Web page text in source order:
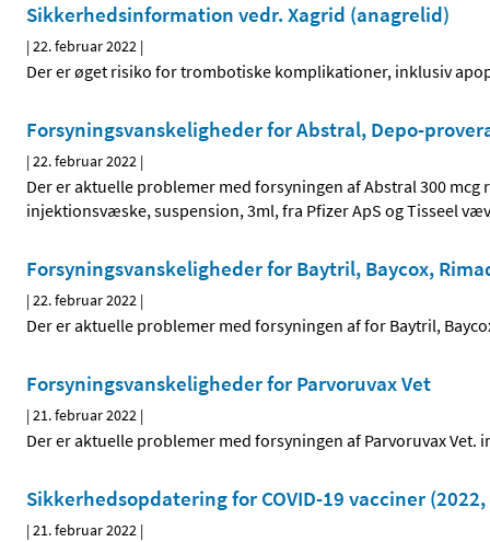
Sikkerhedsinformation vedr. Xagrid (anagrelid)
|22. februar 2022 |
Der er øget risiko for trombotiske komplikationer, inklusiv
Forsyningsvanskeligheder for Abstral, Depo-
|22. februar 2022 |
Der er aktuelle problemer med forsyningen af Abstral 300
injektionsvæske, suspension, 3ml, fra Pfizer ApS og Tisseel
Forsyningsvanskeligheder for Baytril, Baycox,
|22. februar 2022 |
Der er aktuelle problemer med forsyningen af for Baytril,
Forsyningsvanskeligheder for Parvoruvax Vet
|21. februar 2022 |
Der er aktuelle problemer med forsyningen af Parvoruvax
Sikkerhedsopdatering for COVID-19 vacciner (2022,
|21. februar 2022 |